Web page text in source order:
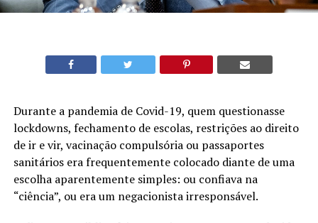
Durante a pandemia de Covid-19, quem questionasse
lockdowns, fechamento de escolas, restrições ao direito
de ir e vir, vacinação compulsória ou passaportes
sanitários era frequentemente colocado diante de uma
escolha aparentemente simples: ou confiava na
“ciência”, ou era um negacionista irresponsável.